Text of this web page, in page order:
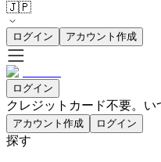
🇯🇵
ログイン アカウント作成
ログイン
クレジットカード不要。い
アカウント作成 ログイン
探す